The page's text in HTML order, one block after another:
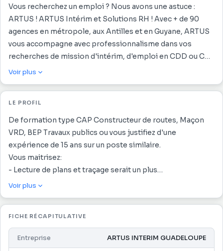
Vous recherchez un emploi ? Nous avons une astuce :
ARTUS ! ARTUS Intérim et Solutions RH ! Avec + de 90
agences en métropole, aux Antilles et en Guyane, ARTUS
vous accompagne avec professionnalisme dans vos
recherches de mission d'intérim, d'emploi en CDD ou CDI
ou contrat saisonnier.
ARTUS !
ARTUS Intérim et Solutions RH ! Avec + de 90 agences
d'intérim, ARTUS vous accompagne avec
professionnalisme dans vos recherches de mission
d'intérim ou d'emploi en CDD ou CDI.
ARTUS INTERIM GUADELOUPE recherche un MACON
VRD H/F pour une entreprise dans le secteur du BTP.
- Réparer les déformations sur la chaussée
- Couler le béton et réaliser les enrobés
- Mettre en place ou réparer les éléments de voirie
- Réaliser des terrassements et fondations
Voir plus
LE PROFIL
De formation type CAP Constructeur de routes, Maçon
VRD, BEP Travaux publics ou vous justifiez d'une
expérience de 15 ans sur un poste similaire.
Vous maitrisez:
- Lecture de plans et traçage serait un plus
- Connaître parfaitement les matériaux et les outils
Les Avantages :
- CET à 8%
- Parrainage
- Carte CE
Voir plus
FICHE RÉCAPITULATIVE
Entreprise ARTUS INTERIM GUADELOUPE